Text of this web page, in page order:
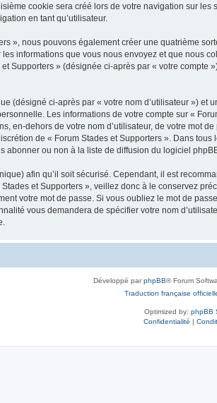
cookie sera créé lors de votre navigation sur
en tant qu’utilisateur.
», nous pouvons également créer une quatrième
informations que vous nous envoyez et que nous
Supporters » (désignée ci-après par « votre
(désigné ci-après par « votre nom d’utilisateur »)
Les informations de votre compte sur «
en-dehors de votre nom d’utilisateur, de votre mot
de « Forum Stades et Supporters ». Dans
ou non à la liste de diffusion du logiciel
afin qu’il soit sécurisé. Cependant, il est
et Supporters », veillez donc à le conservez
votre mot de passe. Si vous oubliez le mot de
vous demandera de spécifier votre nom
Développé parphpBB® Forum
Traduction française
Optimized by: phpBB
Confidentialité |